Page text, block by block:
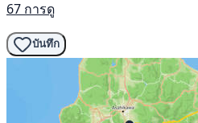
67 การดู
บันทึก